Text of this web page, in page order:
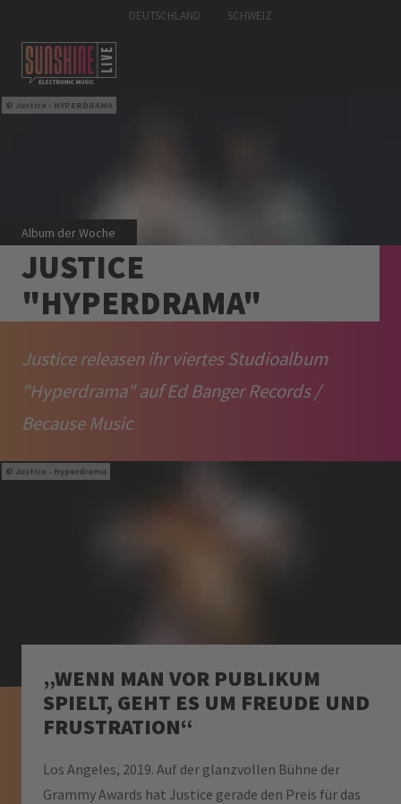
DEUTSCHLAND SCHWEIZ
Justice - HYPERDRAMA
Album der Woche
JUSTICE
"HYPERDRAMA"
Justice releasen ihr viertes Studioalbum
"Hyperdrama" auf Ed Banger Records /
Because Music
Justice - Hyperdrama
„WENN MAN VOR PUBLIKUM
SPIELT, GEHT ES UM FREUDE UND
FRUSTRATION“
Los Angeles, 2019. Auf der glanzvollen Bühne der
Grammy Awards hat Justice gerade den Preis für das